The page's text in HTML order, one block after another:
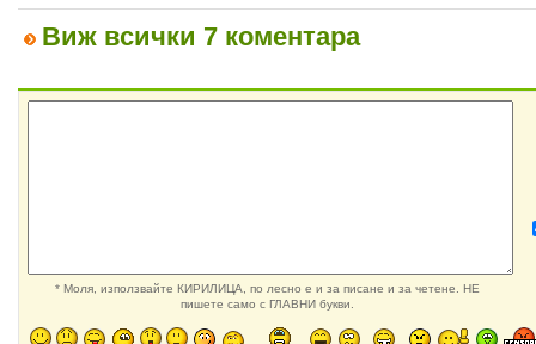
Виж всички 7 коментара
* Моля, използвайте КИРИЛИЦА, по лесно е и за писане и за четене. НЕ
пишете само с ГЛАВНИ букви.